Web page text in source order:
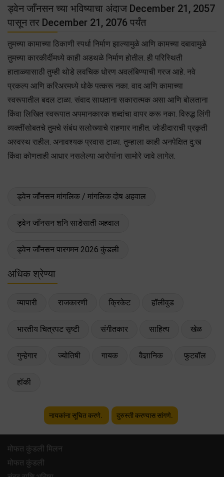
ड्वेन जाँनसन च्या भविष्याचा अंदाज December 21, 2057
पासून तर December 21, 2076 पर्यंत
तुमच्या कामाच्या ठिकाणी स्पर्धा निर्माण झाल्यामुळे आणि कामच्या दबावामुळे
तुमच्या कारकीर्दीमध्ये काही अडथळे निर्माण होतील. ही परिस्थिती
हाताळ्यासाठी तुम्ही थोडे लवचिक धोरण अवलंबिण्याची गरज आहे. नवे
प्रकल्प आणि करिअरमध्ये धोके पत्करू नका. वाद आणि कामाच्या
स्वरूपातील बदल टाळा. संवाद साधताना सकारात्मक असा आणि बोलताना
किंवा लिखित स्वरूपात अपमानकारक शब्दांचा वापर करू नका. विरुद्ध लिंगी
व्यक्तींसोबतचे तुमचे संबंध सलोख्याचे राहणार नाहीत. जोडीदाराची प्रकृती
अस्वस्थ राहील. अनावश्यक प्रवास टाळा. तुम्हाला काही अनपेक्षित दु:ख
किंवा कोणताही आधार नसलेल्या आरोपांना सामोरे जावे लागेल.
ड्वेन जाँनसन मांगलिक / मांगलिक दोष अहवाल
ड्वेन जाँनसन शनि साडेसाती अहवाल
ड्वेन जाँनसन पारगमन 2026 कुंडली
अधिक श्रेण्या
व्यापारी राजकारणी क्रिकेट हॉलीवुड
भारतीय चित्रपट सृष्टी संगीतकार साहित्य खेळ
गुन्हेगार ज्योतिषी गायक वैज्ञानिक फुटबॉल
हॉकी
नायकांना सूचित करणे. दुरुस्ती करण्यास सांगणे.
मोफत कुंडली मिलन
मोफत कुंडली